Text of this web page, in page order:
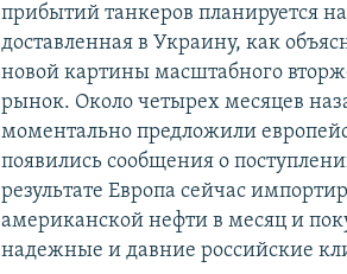
прибытий танкеров планируется
доставленная в Украину, как
новой картины масштабного
рынок. Около четырех месяцев
моментально предложили
появились сообщения о
результате Европа сейчас
американской нефти в месяц и
надежные и давние российские